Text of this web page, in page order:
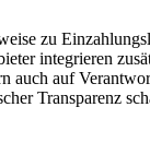
zu
integrieren
auf
Transparenz